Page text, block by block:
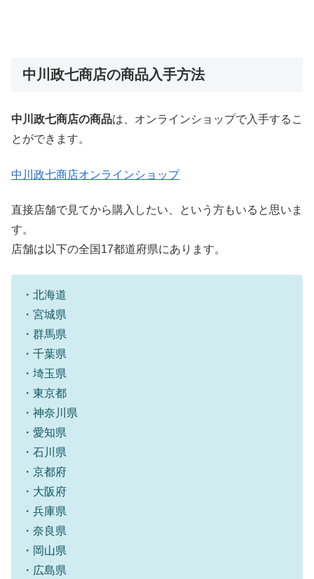
中川政七商店の商品入手方法
中川政七商店の商品は、オンラインショップで入手するこ
とができます。
中川政七商店オンラインショップ
直接店舗で見てから購入したい、という方もいると思いま
す。
店舗は以下の全国17都道府県にあります。
・北海道
・宮城県
・群馬県
・千葉県
・埼玉県
・東京都
・神奈川県
・愛知県
・石川県
・京都府
・大阪府
・兵庫県
・奈良県
・岡山県
・広島県